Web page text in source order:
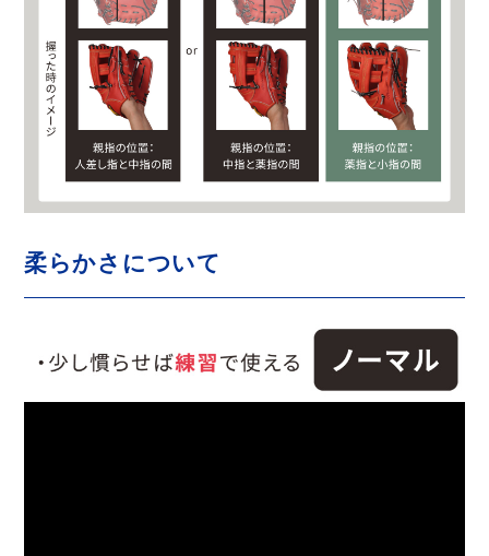
柔らかさについて